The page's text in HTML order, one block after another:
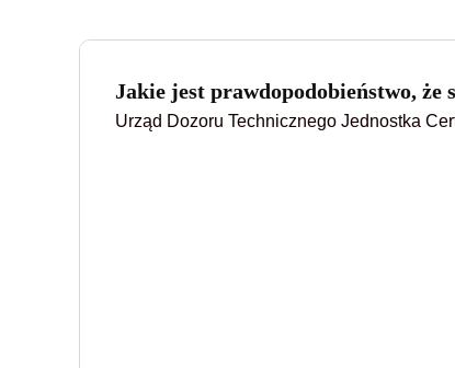
Jakie jest prawdopodobieństwo,
Urząd Dozoru Technicznego Jednostka